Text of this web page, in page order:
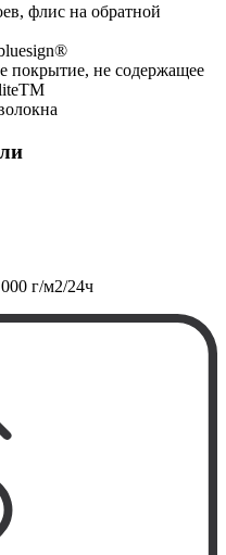
флис на обратной
покрытие, не содержащее
г/м2/24ч